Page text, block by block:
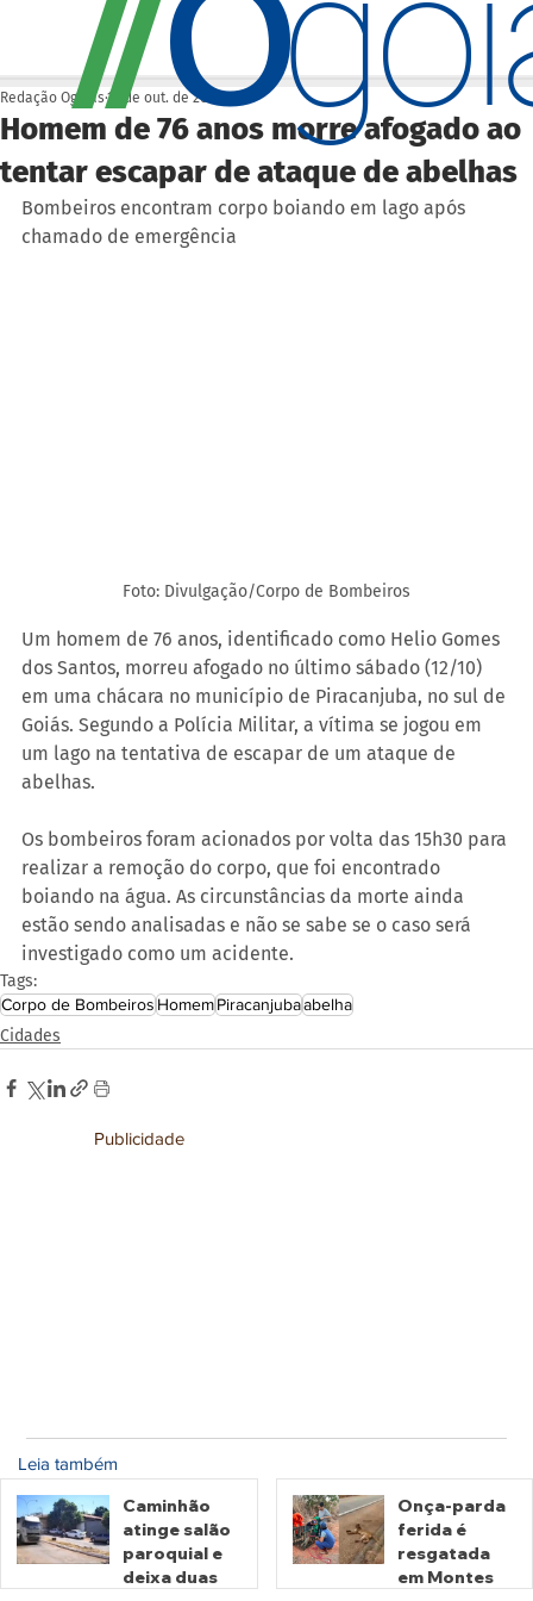
Homem de 76 anos morre afogado ao
tentar escapar de ataque de abelhas
Redação Ogoiás 14 de out. de 2024
Bombeiros encontram corpo boiando em lago após
chamado de emergência
Foto: Divulgação/Corpo de Bombeiros
Um homem de 76 anos, identificado como Helio Gomes
dos Santos, morreu afogado no último sábado (12/10)
em uma chácara no município de Piracanjuba, no sul de
Goiás. Segundo a Polícia Militar, a vítima se jogou em
um lago na tentativa de escapar de um ataque de
abelhas.
Os bombeiros foram acionados por volta das 15h30 para
realizar a remoção do corpo, que foi encontrado
boiando na água. As circunstâncias da morte ainda
estão sendo analisadas e não se sabe se o caso será
investigado como um acidente.
Tags:
Corpo de Bombeiros HomemPiracanjubaabelha
Cidades
Publicidade
Leia também
Caminhão
atinge salão
paroquial e
deixa duas
Onça-parda
ferida é
resgatada
em Montes